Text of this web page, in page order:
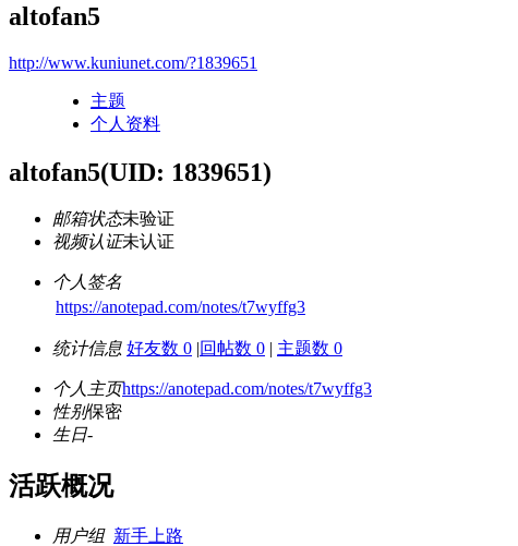
altofan5
http://www.kuniunet.com/?1839651
主题
个人资料
altofan5(UID: 1839651)
邮箱状态未验证
视频认证未认证
个人签名
https://anotepad.com/notes/t7wyffg3
统计信息 好友数 0 |回帖数 0 | 主题数 0
个人主页https://anotepad.com/notes/t7wyffg3
性别保密
生日-
活跃概况
用户组 新手上路